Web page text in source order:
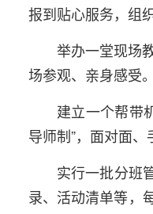
报到贴心服务，组
举办一堂现场
场参观、亲身感受
建立一个帮带
导师制”，面对面
实行一批分班
录、活动清单等，